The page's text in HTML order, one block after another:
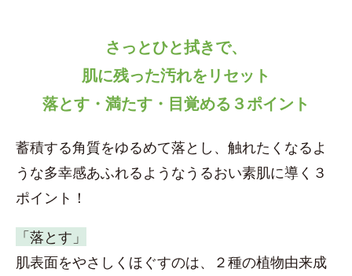
さっとひと拭きで、
肌に残った汚れをリセット
落とす・満たす・目覚める３ポイント
蓄積する角質をゆるめて落とし、触れたくなるよ
うな多幸感あふれるようなうるおい素肌に導く３
ポイント！
「落とす」
肌表面をやさしくほぐすのは、２種の植物由来成